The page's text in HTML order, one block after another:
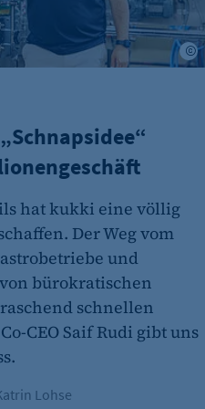
die ausgewählten
des Benutzers
hat kukki eine völlig
Der Weg vom
und
bürokratischen
schnellen
CEO Saif Rudi gibt uns
Lohse